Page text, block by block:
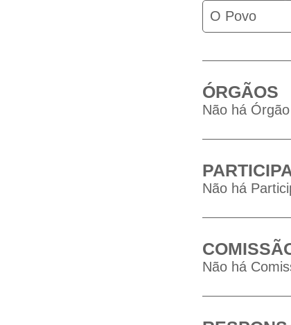
O Povo
ÓRGÃOS
Não há
Não há
Não há